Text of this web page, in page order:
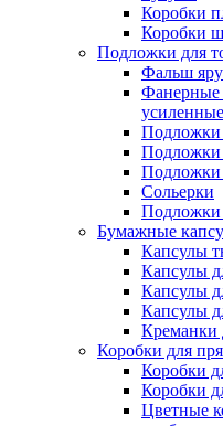
Коробки
Коробки
Подложки для
Фальш
Фанерные
усиленные
Подложки
Подложки
Подложки
Сольерки
Подложки
Бумажные
Капсулы
Капсулы
Капсулы
Капсулы
Креманки
Коробки для
Коробки
Коробки
Цветные